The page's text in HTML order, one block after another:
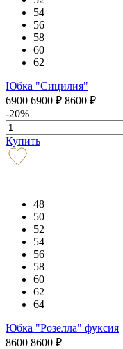
54
56
58
60
62
Юбка "Сицилия"
6900 6900 ₽ 8600 ₽
-20%
Купить
48
50
52
54
56
58
60
62
64
Юбка "Розелла" фуксия
8600 8600 ₽